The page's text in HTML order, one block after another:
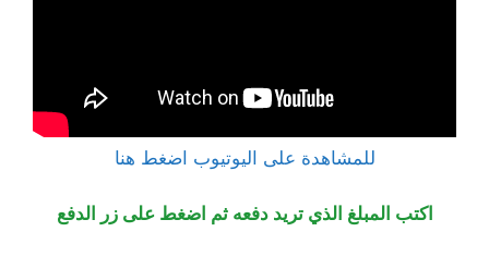
للمشاهدة على اليوتيوب اضغط هنا
اكتب المبلغ الذي تريد دفعه ثم اضغط على زر الدفع